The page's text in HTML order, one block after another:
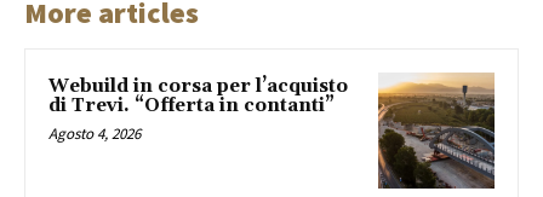
More articles
Webuild in corsa per l’acquisto
di Trevi. “Offerta in contanti”
Agosto 4, 2026